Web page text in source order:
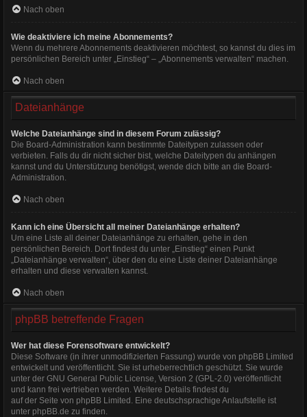
Nach oben
Wie deaktiviere ich meine Abonnements?
Wenn du mehrere Abonnements deaktivieren möchtest, so kannst du dies im
persönlichen Bereich unter „Einstieg“ – „Abonnements verwalten“ machen.
Nach oben
Dateianhänge
Welche Dateianhänge sind in diesem Forum zulässig?
Die Board-Administration kann bestimmte Dateitypen zulassen oder
verbieten. Falls du dir nicht sicher bist, welche Dateitypen du anhängen
kannst und du Unterstützung benötigst, wende dich bitte an die Board-
Administration.
Nach oben
Kann ich eine Übersicht all meiner Dateianhänge erhalten?
Um eine Liste all deiner Dateianhänge zu erhalten, gehe in den
persönlichen Bereich. Dort findest du unter „Einstieg“ einen Punkt
„Dateianhänge verwalten“, über den du eine Liste deiner Dateianhänge
erhalten und diese verwalten kannst.
Nach oben
phpBB betreffende Fragen
Wer hat diese Forensoftware entwickelt?
Diese Software (in ihrer unmodifizierten Fassung) wurde von phpBB Limited
entwickelt und veröffentlicht. Sie ist urheberrechtlich geschützt. Sie wurde
unter der GNU General Public License, Version 2 (GPL-2.0) veröffentlicht
und kann frei vertrieben werden. Weitere Details findest du
auf der Seite von phpBB Limited . Eine deutschsprachige Anlaufstelle ist
unter phpBB.de zu finden.